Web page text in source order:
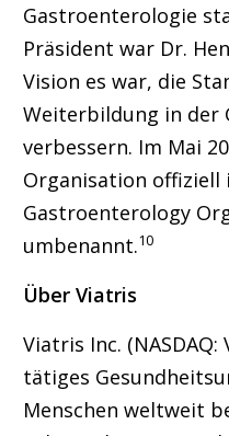
Gastroenterologie
Präsident war Dr.
Vision es war, die
Weiterbildung in der
verbessern. Im Mai
Organisation offiziell
Gastroenterology
umbenannt.10
Über Viatris
Viatris Inc.
tätiges
Menschen weltweit